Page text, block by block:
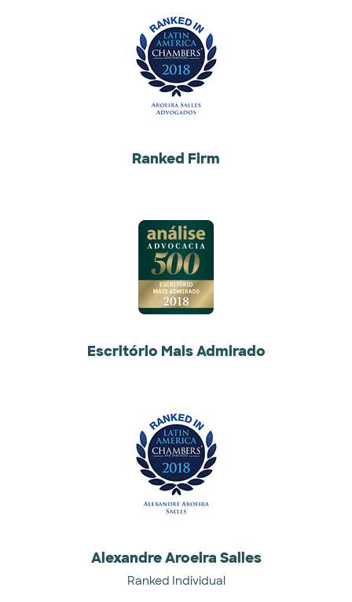
Ranked Firm
Escritório Mais Admirado
Alexandre Aroeira Salles
Ranked Individual